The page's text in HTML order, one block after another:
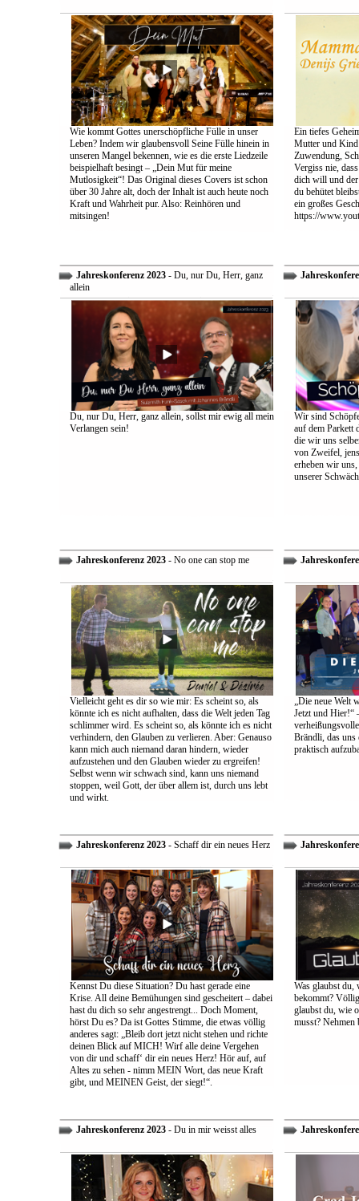
Wie kommt Gottes unerschöpfliche Fülle in unser
Leben? Indem wir glaubensvoll Seine Fülle hinein in
unseren Mangel bekennen, wie es die erste Liedzeile
beispielhaft besingt – „Dein Mut für meine
Mutlosigkeit“! Das Original dieses Covers ist schon
über 30 Jahre alt, doch der Inhalt ist auch heute noch
Kraft und Wahrheit pur. Also: Reinhören und
mitsingen!
Ein tiefes
Mutter und
Zuwendung,
Vergiss nie,
dich will und der
du behütet
ein großes
https://
Jahreskonferenz 2023- Du, nur Du, Herr, ganz
allein
Du, nur Du, Herr, ganz allein, sollst mir ewig all mein
Verlangen sein!
Wir sind
auf dem Parkett
die wir uns
von Zweifel,
erheben wir
unserer
Jahreskonferenz 2023- No one can stop me
Vielleicht geht es dir so wie mir: Es scheint so, als
könnte ich es nicht aufhalten, dass die Welt jeden Tag
schlimmer wird. Es scheint so, als könnte ich es nicht
verhindern, den Glauben zu verlieren. Aber: Genauso
kann mich auch niemand daran hindern, wieder
aufzustehen und den Glauben wieder zu ergreifen!
Selbst wenn wir schwach sind, kann uns niemand
stoppen, weil Gott, der über allem ist, durch uns lebt
und wirkt.
„Die neue Welt
Jetzt und Hier!“
Brändli, das uns
praktisch
Jahreskonferenz 2023- Schaff dir ein neues Herz
Kennst Du diese Situation? Du hast gerade eine
Krise. All deine Bemühungen sind gescheitert – dabei
hast du dich so sehr angestrengt... Doch Moment,
hörst Du es? Da ist Gottes Stimme, die etwas völlig
anderes sagt: „Bleib dort jetzt nicht stehen und richte
deinen Blick auf MICH! Wirf alle deine Vergehen
von dir und schaff‘ dir ein neues Herz! Hör auf, auf
Altes zu sehen - nimm MEIN Wort, das neue Kraft
gibt, und MEINEN Geist, der siegt!“.
Was glaubst du,
bekommt?
glaubst du, wie
musst? Nehmen
Jahreskonferenz 2023- Du in mir weisst alles